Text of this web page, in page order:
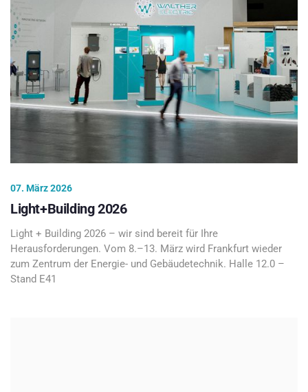
07. März 2026
Light+Building 2026
Light + Building 2026 – wir sind bereit für Ihre
Herausforderungen. Vom 8.–13. März wird Frankfurt wieder
zum Zentrum der Energie- und Gebäudetechnik. Halle 12.0 –
Stand E41